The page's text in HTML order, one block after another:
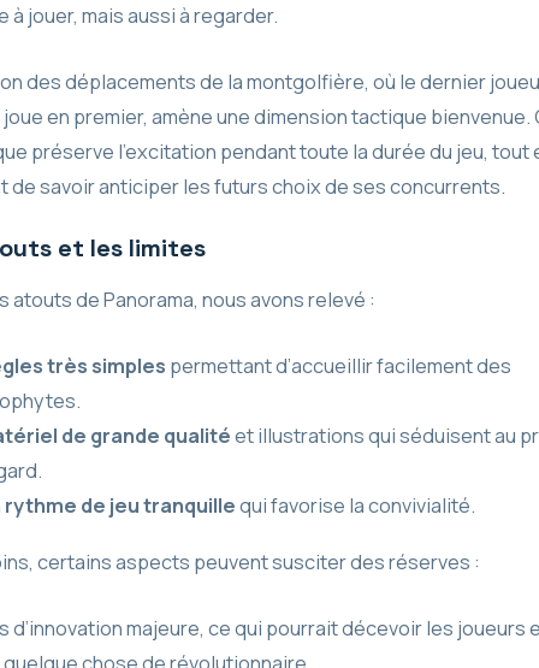
à jouer, mais aussi à regarder.
des déplacements de la montgolfière, où le dernier
en premier, amène une dimension tactique bienvenue.
préserve l’excitation pendant toute la durée du jeu, tout
de savoir anticiper les futurs choix de ses concurrents.
et les limites
atouts de Panorama, nous avons relevé :
très simples permettant d’accueillir facilement des
de grande qualitéet illustrations qui séduisent au
rythme de jeu tranquillequi favorise la convivialité.
certains aspects peuvent susciter des réserves :
d’innovation majeure, ce qui pourrait décevoir les joueurs